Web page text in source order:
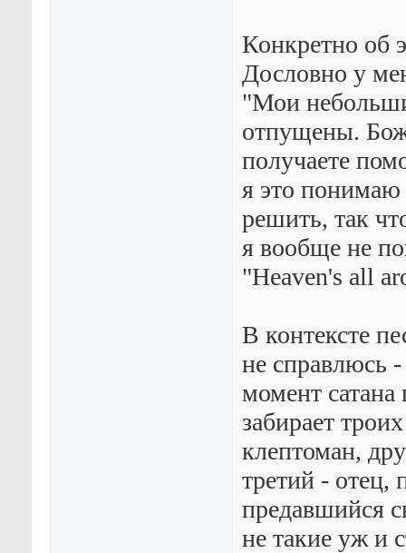
Конкретно об
Дословно у
"Мои
отпущены.
получаете
я это
решить, так
я вообще не
"Heaven's all
В контексте
не справлюсь
момент сатана
забирает
клептоман,
третий - отец,
предавшийся
не такие уж и